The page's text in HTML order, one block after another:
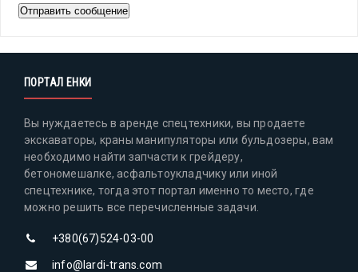
ПОРТАЛ ЕНКИ
Вы нуждаетесь в аренде спецтехники, вы продаете
экскаваторы, краны манипуляторы или бульдозеры, вам
необходимо найти запчасти к грейдеру,
бетономешалке, асфальтоукладчику или иной
спецтехнике, тогда этот портал именно то место, где
можно решить все перечисленные задачи.
+380(67)524-03-00
info@lardi-trans.com